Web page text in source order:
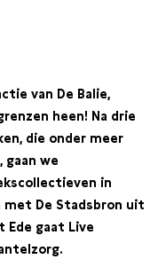
van De Balie,
heen! Na drie
die onder meer
we
in
met De Stadsbron uit
gaat Live